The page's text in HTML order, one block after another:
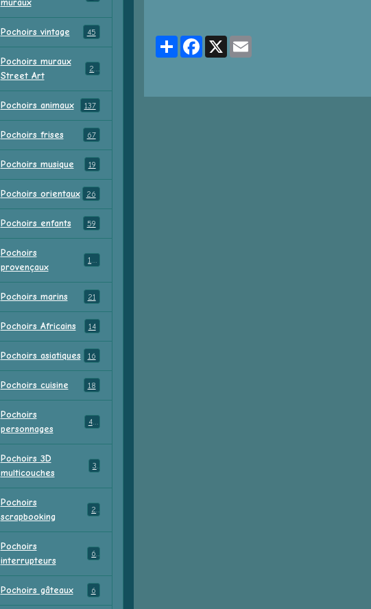
PartagerFacebook
X
muraux
Pochoirs vintage 45
Pochoirs muraux
Street Art
23
Pochoirs animaux 137
Pochoirs frises 67
Pochoirs musique 19
Pochoirs orientaux 26
Pochoirs enfants 59
Pochoirs
provençaux
18
Pochoirs marins 21
Pochoirs Africains 14
Pochoirs asiatiques 16
Pochoirs cuisine 18
Pochoirs
personnages
47
Pochoirs 3D
multicouches
3
Pochoirs
scrapbooking
2
Pochoirs
interrupteurs
6
Pochoirs gâteaux 6